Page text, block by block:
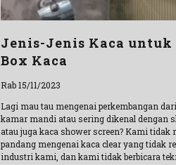
Jenis-Jenis Kaca untuk
Box Kaca
Rab 15/11/2023
Lagi mau tau mengenai perkembangan
kamar mandi atau sering dikenal dengan
atau juga kaca shower screen? Kami tidak
pandang mengenai kaca clear yang tidak
industri kami, dan kami tidak berbicara